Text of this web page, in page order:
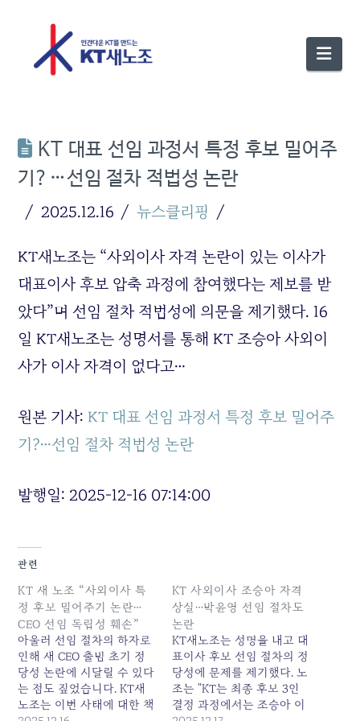
KT 대표 선임 과정서 특정 후보 밀어주
기?…선임 절차 적법성 논란
2025.12.16 뉴스클리핑
KT새노조는 “사외이사 자격 논란이 있는 이사가
대표이사 후보 압축 과정에 참여했다는 제보를 받
았다”며 선임 절차 적법성에 의문을 제기했다. 16
일 KT새노조는 성명서를 통해 KT 조승아 사외이
사가 이사 자격이 없다고…
원본 기사: KT 대표 선임 과정서 특정 후보 밀어주
기?…선임 절차 적법성 논란
발행일: 2025-12-16 07:14:00
관련
KT 새 노조 “사외이사 특
정 후보 밀어주기 논란…
CEO 선임 독립성 훼손”
아울러 선임 절차의 하자로
인해 새 CEO 출범 초기 정
당성 논란에 시달릴 수 있다
는 점도 짚었습니다. KT새
노조는 이번 사태에 대한 책
KT 사외이사 조승아 자격
상실…박윤영 선임 절차도
논란
KT새노조는 성명을 내고 대
표이사 후보 선임 절차의 정
당성에 문제를 제기했다. 노
조는 "KT는 최종 후보 3인
결정 과정에서는 조승아 이